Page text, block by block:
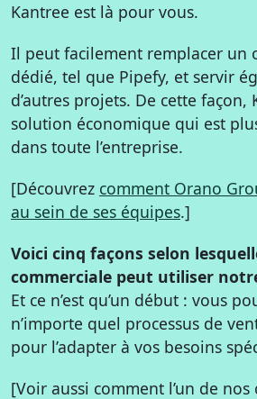
Kantree est là pour vous.
Il peut facilement remplacer un
dédié, tel que Pipefy, et servir
d’autres projets. De cette façon,
solution économique qui est
dans toute l’entreprise.
[Découvrez comment Orano
au sein de ses équipes.]
Voici cinq façons selon
commerciale peut utiliser
Et ce n’est qu’un début : vous
n’importe quel processus de
pour l’adapter à vos besoins
[Voir aussi comment l’un de